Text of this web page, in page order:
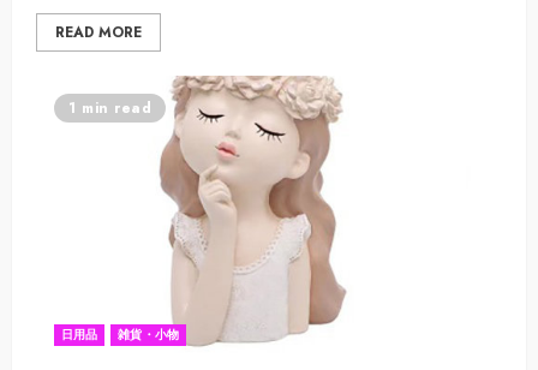
READ MORE
1 min read
日用品 雑貨・小物